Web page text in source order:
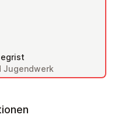
Jugendwerk